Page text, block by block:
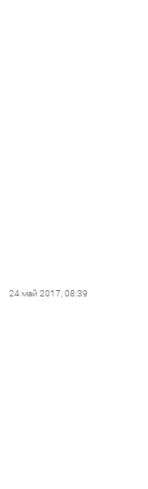
24 май 2017, 08:39